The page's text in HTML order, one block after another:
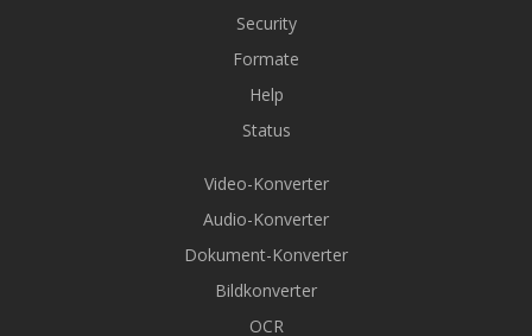
Security
Formate
Help
Status
Video-Konverter
Audio-Konverter
Dokument-Konverter
Bildkonverter
OCR